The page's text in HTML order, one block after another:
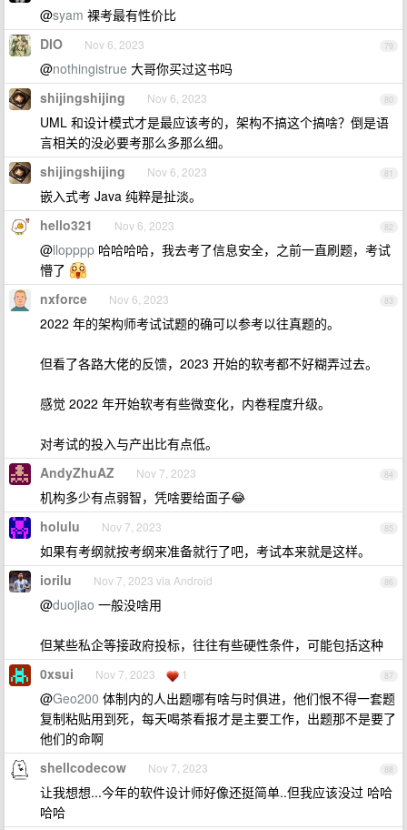
@syam 裸考最有性价比
79
DIO Nov 6, 2023
@nothingistrue 大哥你买过这书吗
80
shijingshijing Nov 6, 2023
UML 和设计模式才是最应该考的，架构不搞这个搞啥？倒是语
言相关的没必要考那么多那么细。
81
shijingshijing Nov 6, 2023
嵌入式考 Java 纯粹是扯淡。
82
hello321 Nov 6, 2023
@llopppp 哈哈哈哈，我去考了信息安全，之前一直刷题，考试
懵了
83
nxforce Nov 6, 2023
2022 年的架构师考试试题的确可以参考以往真题的。
但看了各路大佬的反馈，2023 开始的软考都不好糊弄过去。
感觉 2022 年开始软考有些微变化，内卷程度升级。
对考试的投入与产出比有点低。
84
AndyZhuAZ Nov 7, 2023
机构多少有点弱智，凭啥要给面子😂
85
holulu Nov 7, 2023
如果有考纲就按考纲来准备就行了吧，考试本来就是这样。
86
iorilu Nov 7, 2023 via Android
@duojiao 一般没啥用
但某些私企等接政府投标，往往有些硬性条件，可能包括这种
87
0xsui Nov 7, 2023 1
@Geo200 体制内的人出题哪有啥与时俱进，他们恨不得一套题
复制粘贴用到死，每天喝茶看报才是主要工作，出题那不是要了
他们的命啊
88
shellcodecow Nov 7, 2023
让我想想...今年的软件设计师好像还挺简单..但我应该没过 哈哈
哈哈